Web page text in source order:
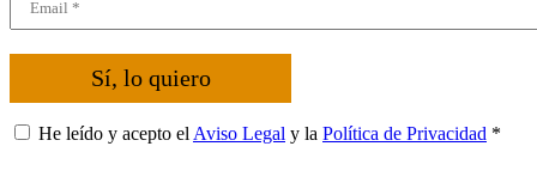
Sí, lo quiero
He leído y acepto el Aviso Legal y la Política de Privacidad *